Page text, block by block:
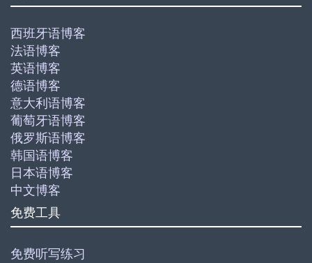
西班牙语博客
法语博客
英语博客
德语博客
意大利语博客
葡萄牙语博客
俄罗斯语博客
韩国语博客
日本语博客
中文博客
免费工具
免费听写练习